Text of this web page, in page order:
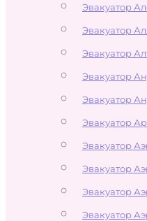
Эвакуатор
Эвакуатор
Эвакуатор
Эвакуатор
Эвакуатор
Эвакуатор
Эвакуатор
Эвакуатор
Эвакуатор
Эвакуатор